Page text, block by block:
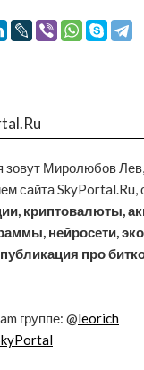
зовут Миролюбов
сайта
криптовалюты,
нейросети,
про
группе: @leorich